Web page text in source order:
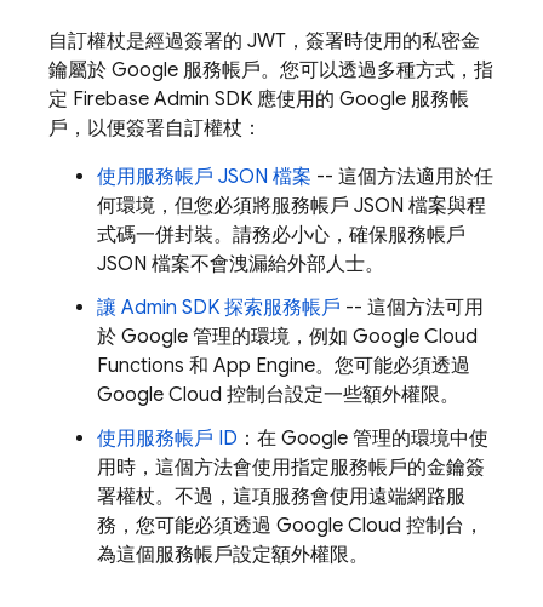
自訂權杖是經過簽署的 JWT，簽署時使用的私密金
鑰屬於 Google 服務帳戶。您可以透過多種方式，指
定 Firebase Admin SDK 應使用的 Google 服務帳
戶，以便簽署自訂權杖：
使用服務帳戶 JSON 檔案 -- 這個方法適用於任
何環境，但您必須將服務帳戶 JSON 檔案與程
式碼一併封裝。請務必小心，確保服務帳戶
JSON 檔案不會洩漏給外部人士。
讓 Admin SDK 探索服務帳戶 -- 這個方法可用
於 Google 管理的環境，例如 Google Cloud
Functions 和 App Engine。您可能必須透過
Google Cloud 控制台設定一些額外權限。
使用服務帳戶 ID ：在 Google 管理的環境中使
用時，這個方法會使用指定服務帳戶的金鑰簽
署權杖。不過，這項服務會使用遠端網路服
務，您可能必須透過 Google Cloud 控制台，
為這個服務帳戶設定額外權限。